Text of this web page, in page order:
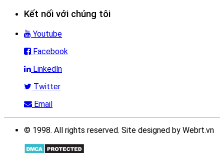
Kết nối với chúng tôi
Youtube
Facebook
Linkedln
Twitter
Email
© 1998. All rights reserved. Site designed by Webrt.vn